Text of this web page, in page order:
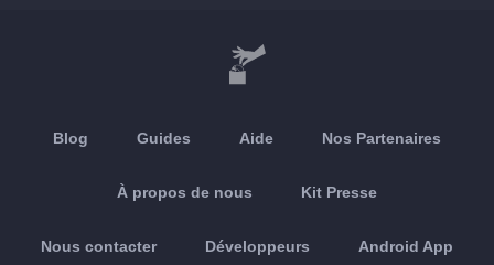
Blog Guides Aide Nos Partenaires
À propos de nous Kit Presse
Nous contacter Développeurs Android App